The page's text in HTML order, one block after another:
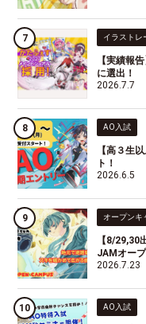
イラストレ
【実績報
に選出！
2026.7.7
AO入試
【高３生
ト！
2026.6.5
オープンキ
【8/29,30
JAMオー
2026.7.23
AO入試